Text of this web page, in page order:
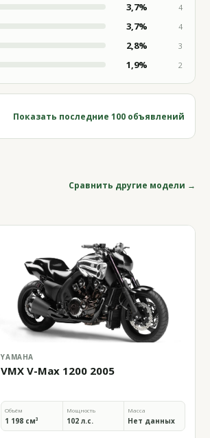
3,7%
4
3,7%
4
2,8%
3
1,9% 2
Показать последние 100 объявлений
Сравнить другие модели →
YAMAHA
VMX V-Max 1200 2005
Объём
1 198 см³
Мощность
102 л.с.
Масса
Нет данных